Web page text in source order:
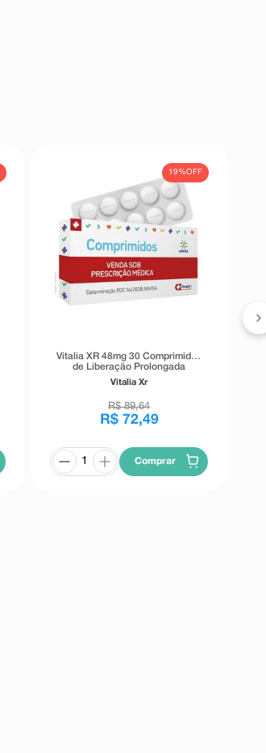
19%OFF
Vitalia XR 48mg 30 Comprimidos
de Liberação Prolongada
Vitalia Xr
R$ 89,64
R$ 72,49
Comprar